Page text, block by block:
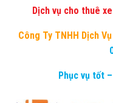
Dịch vụ cho thuê
Công Ty TNHH Dịch
Phục vụ tốt